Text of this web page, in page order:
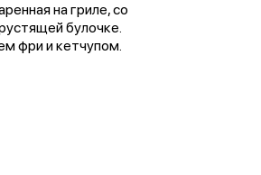
на гриле, со
булочке.
фри и кетчупом.